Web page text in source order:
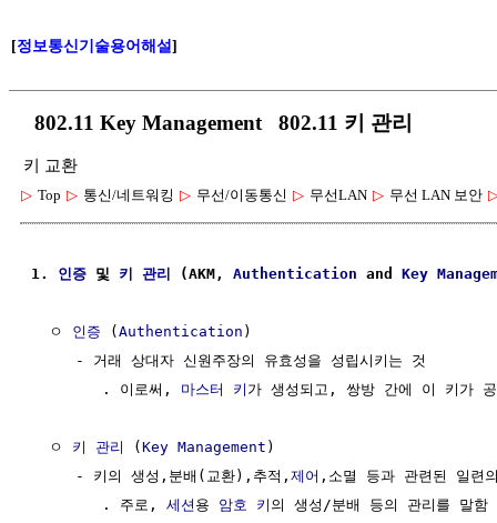
[정보통신기술용어해설]
802.11 Key Management 802.11 키 관리
키 교환
▷ Top ▷ 통신/네트워킹 ▷ 무선/이동통신 ▷ 무선LAN ▷ 무선 LAN 보안
1. 인증 및 키 관리 (AKM, Authentication and Key
  ㅇ
인증 (Authentication )
     - 거래 상대자 신원주장의 유효성을 성립시키는 것
        . 이로써,
마스터 키 가 생성되고, 쌍방 간에 이 키가 공
  ㅇ
키 관리 (Key Management )
     - 키의 생성,분배(교환),추적,
제어 ,소멸 등과 관련된 일
        . 주로,
세션 용 암호 키 의 생성/분배 등의 관리를 말함